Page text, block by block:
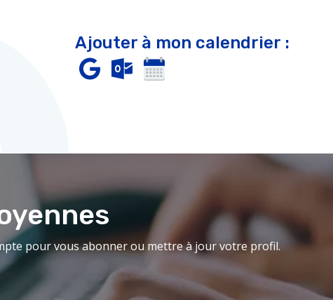
Ajouter à mon calendrier :
pour vous abonner ou mettre à jour votre profil.